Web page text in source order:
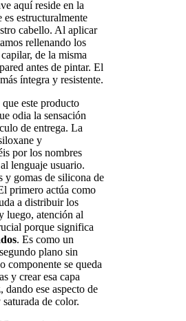
aquí reside en la
es estructuralmente
cabello. Al aplicar
rellenando los
de la misma
antes de pintar. El
íntegra y resistente.
este producto
odia la sensación
de entrega. La
y
por los nombres
lenguaje usuario.
y gomas de silicona de
primero actúa como
a distribuir los
luego, atención al
porque significa
. Es como un
plano sin
componente se queda
y crear esa capa
ese aspecto de
de color.